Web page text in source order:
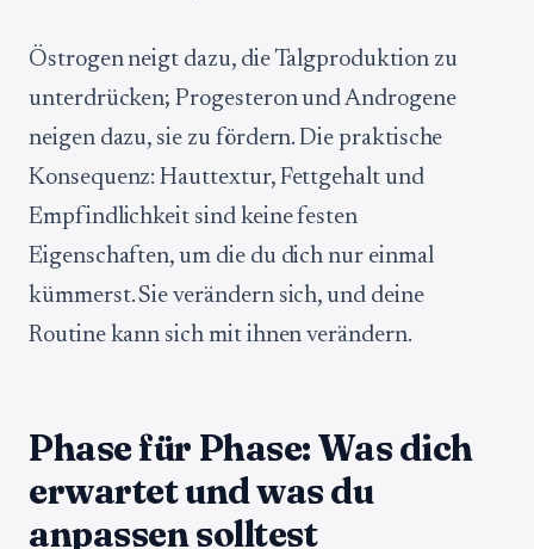
Östrogen neigt dazu, die Talgproduktion zu
unterdrücken; Progesteron und Androgene
neigen dazu, sie zu fördern. Die praktische
Konsequenz: Hauttextur, Fettgehalt und
Empfindlichkeit sind keine festen
Eigenschaften, um die du dich nur einmal
kümmerst. Sie verändern sich, und deine
Routine kann sich mit ihnen verändern.
Phase für Phase: Was dich
erwartet und was du
anpassen solltest